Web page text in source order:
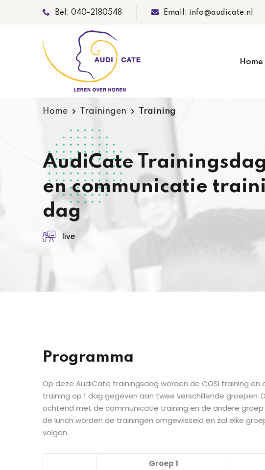
Bel: 040-2180548 Email: info@audicate.nl
Home
Home Trainingen Training
AudiCate
en communicatie
dag
live
Programma
Op deze AudiCate trainingsdag worden de COSI training
training op 1 dag gegeven aan twee verschillende groepen.
ochtend met de communicatie training en de andere groep
de lunch worden de trainingen omgewisseld en zal elke
volgen.
Groep 1